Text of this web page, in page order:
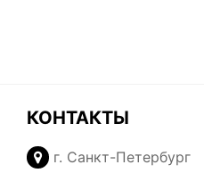
КОНТАКТЫ
г. Санкт-Петербург